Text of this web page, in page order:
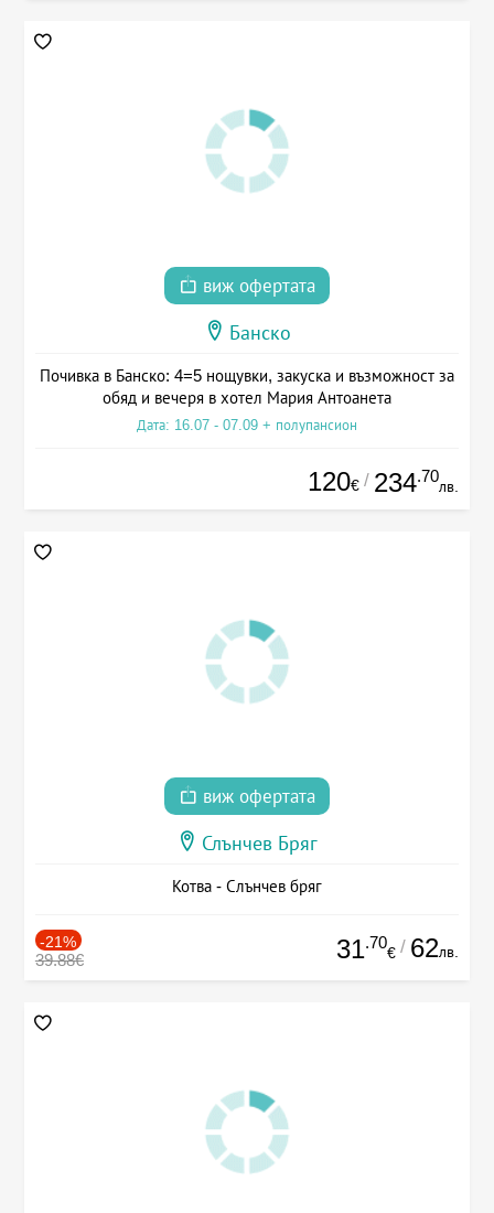
виж офертата
Банско
Почивка в Банско: 4=5 нощувки, закуска и възможност за
обяд и вечеря в хотел Мария Антоанета
Дата: 16.07 - 07.09 + полупансион
120€ / 234.70
лв.
виж офертата
Слънчев Бряг
Котва - Слънчев бряг
-21%
39.88€ 31.70
€ / 62лв.